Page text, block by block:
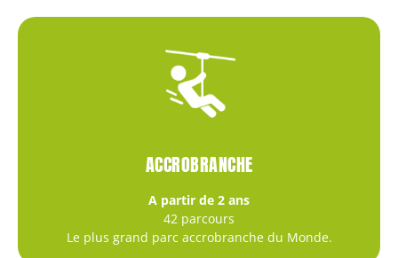
ACCROBRANCHE
A partir de 2 ans
42 parcours
Le plus grand parc accrobranche du Monde.